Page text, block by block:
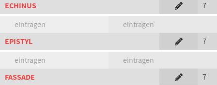
ECHINUS
7
eintragen
eintragen
EPISTYL
7
eintragen
eintragen
FASSADE
7